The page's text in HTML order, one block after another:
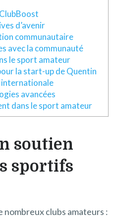
d’avenir
communautaire
avec la communauté
le sport amateur
la start-up de Quentin
internationale
avancées
dans le sport amateur
soutien
sportifs
nombreux clubs amateurs :